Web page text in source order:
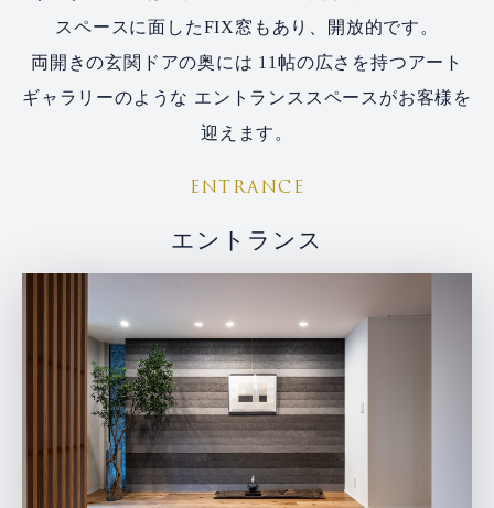
スペースに面したFIX窓もあり、開放的です。
両開きの玄関ドアの奥には 11帖の広さを持つアート
ギャラリーのような エントランススペースがお客様を
迎えます。
ENTRANCE
エントランス